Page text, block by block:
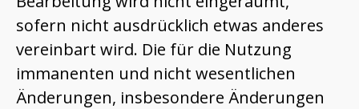
sofern nicht ausdrücklich etwas anderes
vereinbart wird. Die für die Nutzung
immanenten und nicht wesentlichen
Änderungen, insbesondere Änderungen